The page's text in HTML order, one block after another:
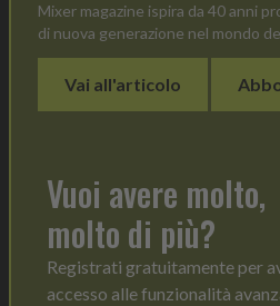
Mixer magazine ispira da 40 anni
di nuova generazione nel mondo
Vai all'articolo
Vuoi avere molto,
molto di più?
Registrati gratuitamente per
accesso alle funzionalità